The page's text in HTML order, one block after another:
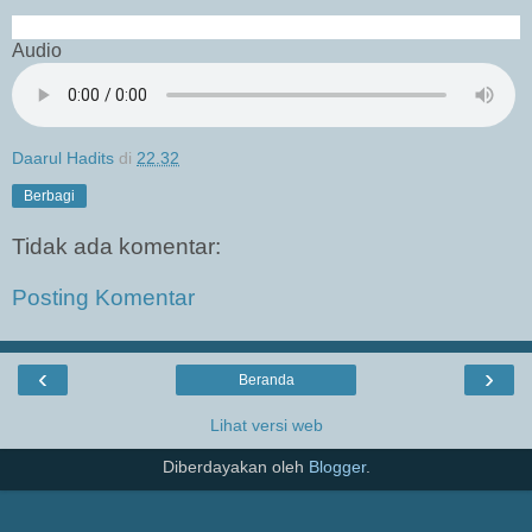
Audio
Daarul Hadits di 22.32
Berbagi
Tidak ada komentar:
Posting Komentar
‹ ›
Beranda
Lihat versi web
Diberdayakan oleh Blogger.